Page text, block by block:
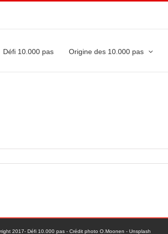
Défi 10.000 pas Origine des 10.000 pas
2017- Défi 10.000 pas - Crédit photo O.Moonen - Unsplash